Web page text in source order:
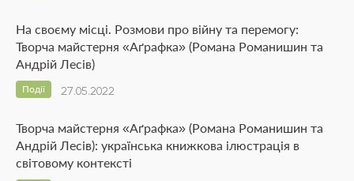
На своєму місці. Розмови про війну та перемогу:
Творча майстерня «Аґрафка» (Романа Романишин та
Андрій Лесів)
27.05.2022
Події
Творча майстерня «Аґрафка» (Романа Романишин та
Андрій Лесів): українська книжкова ілюстрація в
світовому контексті